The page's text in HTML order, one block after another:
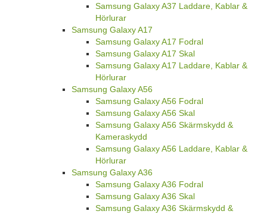
Samsung Galaxy A37 Laddare, Kablar &
Hörlurar
Samsung Galaxy A17
Samsung Galaxy A17 Fodral
Samsung Galaxy A17 Skal
Samsung Galaxy A17 Laddare, Kablar &
Hörlurar
Samsung Galaxy A56
Samsung Galaxy A56 Fodral
Samsung Galaxy A56 Skal
Samsung Galaxy A56 Skärmskydd &
Kameraskydd
Samsung Galaxy A56 Laddare, Kablar &
Hörlurar
Samsung Galaxy A36
Samsung Galaxy A36 Fodral
Samsung Galaxy A36 Skal
Samsung Galaxy A36 Skärmskydd &